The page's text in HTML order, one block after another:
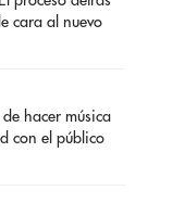
cara al nuevo
de hacer música
con el público